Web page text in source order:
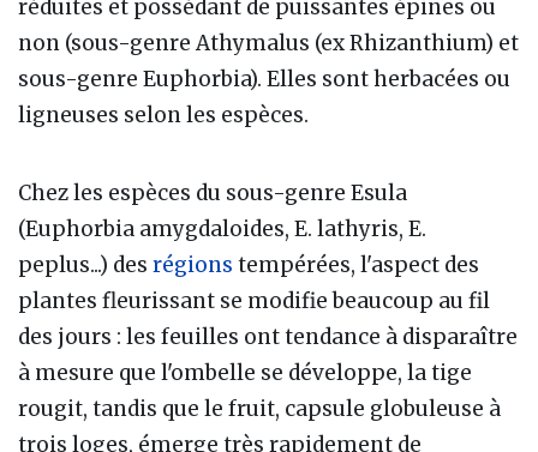
réduites et possédant de puissantes épines ou
non (sous-genre Athymalus (ex Rhizanthium) et
sous-genre Euphorbia). Elles sont herbacées ou
ligneuses selon les espèces.
Chez les espèces du sous-genre Esula
(Euphorbia amygdaloides, E. lathyris, E.
peplus...) des régions tempérées, l'aspect des
plantes fleurissant se modifie beaucoup au fil
des jours : les feuilles ont tendance à disparaître
à mesure que l'ombelle se développe, la tige
rougit, tandis que le fruit, capsule globuleuse à
trois loges, émerge très rapidement de